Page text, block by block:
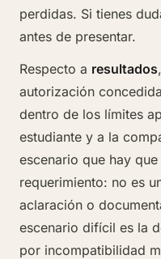
perdidas. Si tienes
antes de presentar.
Respecto a resultados
autorización
dentro de los límites
estudiante y a la
escenario que hay
requerimiento: no es
aclaración o
escenario difícil es la
por incompatibilidad